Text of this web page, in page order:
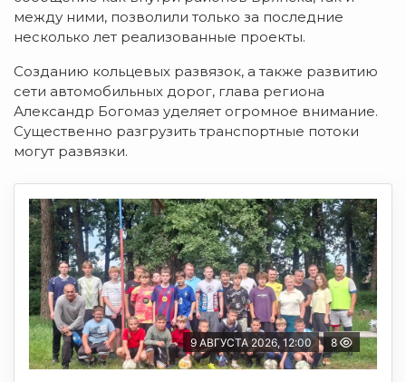
между ними, позволили только за последние
несколько лет реализованные проекты.
Созданию кольцевых развязок, а также развитию
сети автомобильных дорог, глава региона
Александр Богомаз уделяет огромное внимание.
Существенно разгрузить транспортные потоки
могут развязки.
9 АВГУСТА 2026, 12:00 8